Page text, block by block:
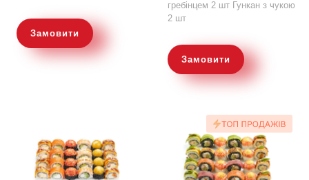
Замовити
гребінцем 2 шт Гункан з чукою
2 шт
Замовити